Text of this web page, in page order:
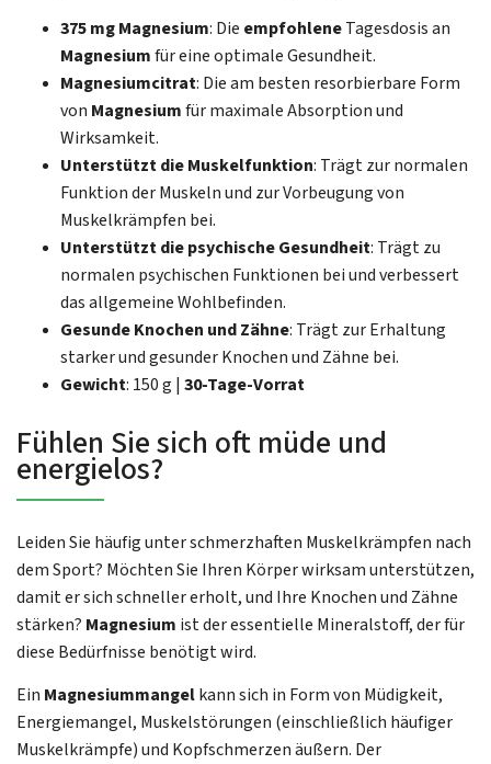
375 mg Magnesium: Die empfohleneTagesdosis an
Magnesiumfür eine optimale Gesundheit.
Magnesiumcitrat: Die am besten resorbierbare Form
von Magnesiumfür maximale Absorption und
Wirksamkeit.
Unterstützt die Muskelfunktion: Trägt zur normalen
Funktion der Muskeln und zur Vorbeugung von
Muskelkrämpfen bei.
Unterstützt die psychische Gesundheit: Trägt zu
normalen psychischen Funktionen bei und verbessert
das allgemeine Wohlbefinden.
Gesunde Knochen und Zähne: Trägt zur Erhaltung
starker und gesunder Knochen und Zähne bei.
Gewicht: 150 g | 30-Tage-Vorrat
Fühlen Sie sich oft müde und
energielos?
Leiden Sie häufig unter schmerzhaften Muskelkrämpfen nach
dem Sport? Möchten Sie Ihren Körper wirksam unterstützen,
damit er sich schneller erholt, und Ihre Knochen und Zähne
stärken? Magnesium ist der essentielle Mineralstoff, der für
diese Bedürfnisse benötigt wird.
Ein Magnesiummangelkann sich in Form von Müdigkeit,
Energiemangel, Muskelstörungen (einschließlich häufiger
Muskelkrämpfe) und Kopfschmerzen äußern. Der